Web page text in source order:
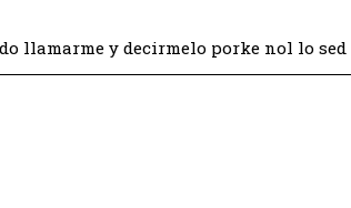
llamarme y decirmelo porke nol lo sed